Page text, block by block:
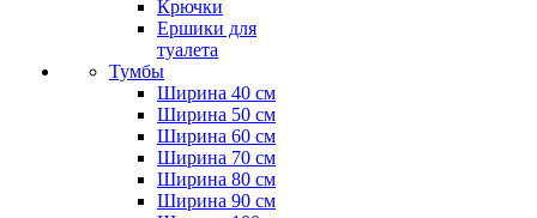
Крючки
Ершики для
туалета
Тумбы
Ширина 40 см
Ширина 50 см
Ширина 60 см
Ширина 70 см
Ширина 80 см
Ширина 90 см